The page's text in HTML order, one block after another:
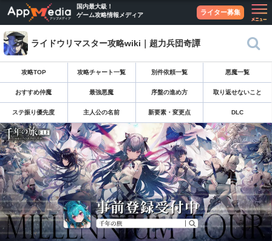
国内最大級！
ゲーム攻略情報メディア
ライター募集
ライドウリマスター攻略wiki｜超力兵団奇譚
攻略TOP 攻略チャート一覧 別件依頼一覧 悪魔一覧
おすすめ仲魔 最強悪魔 序盤の進め方 取り返せないこと
ステ振り優先度 主人公の名前 新要素・変更点 DLC